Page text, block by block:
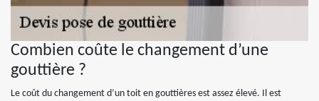
Combien coûte le changement d’une
gouttière ?
Le coût du changement d’un toit en gouttières est assez élevé. Il est